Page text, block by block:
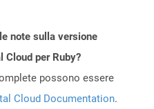
note sulla versione
Cloud per Ruby?
possono essere
Cloud Documentation.